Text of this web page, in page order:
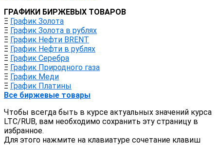
ГРАФИКИ БИРЖЕВЫХ ТОВАРОВ
Ξ График Золота
Ξ График Золота в рублях
Ξ График Нефти BRENT
Ξ График Нефти в рублях
Ξ График Серебра
Ξ График Природного газа
Ξ График Меди
Ξ График Платины
Все биржевые товары
Чтобы всегда быть в курсе актуальных значений курса
LTC/RUB, вам необходимо сохранить эту страницу в
избранное.
Для этого нажмите на клавиатуре сочетание клавиш